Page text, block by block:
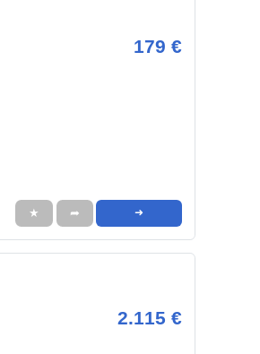
179 €
★ ➦ ➜
2.115 €